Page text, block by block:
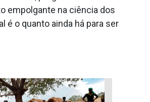
empolgante na ciência dos
é o quanto ainda há para ser